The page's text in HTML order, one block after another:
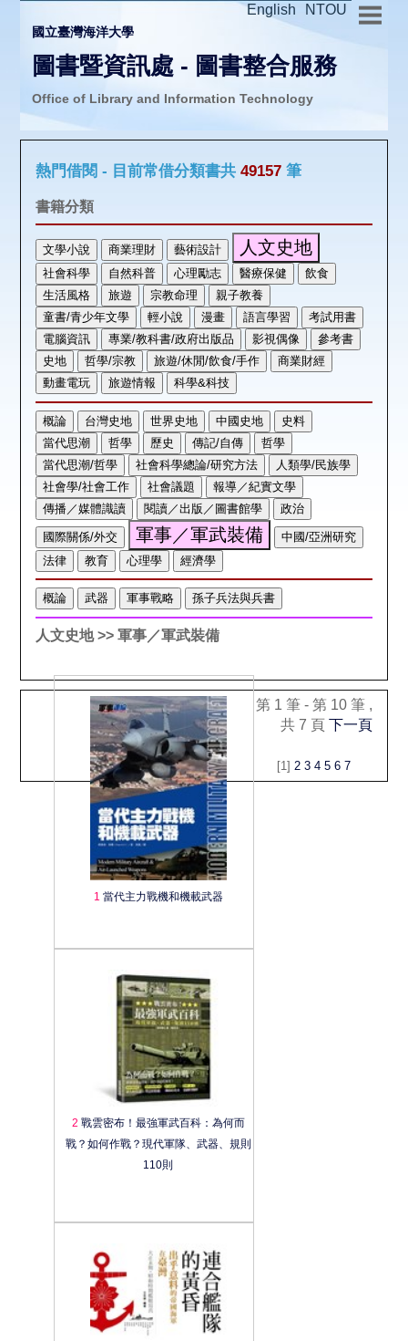
NTOU
English
國立臺灣海洋大學
圖書暨資訊處 - 圖書整合服務
Office of Library and Information Technology
推廣活動
圖書互借
線上報名
申請表單
空間借用
熱門借閱
個人借閱
熱門借閱 - 目前常借分類書共 49157筆
書籍分類
人文史地>> 軍事／軍武裝備
1 當代主力戰機和機載武器
2 戰雲密布！最強軍武百科：為何而
戰？如何作戰？現代軍隊、武器、規則
110則
第 1 筆 - 第 10 筆 ,
共 7 頁下一頁
[1] 2 3 4 5 6 7